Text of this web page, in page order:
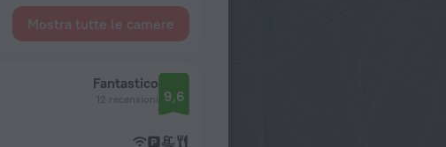
Mostra tutte le camere
Fantastico
12 recensioni 9,6